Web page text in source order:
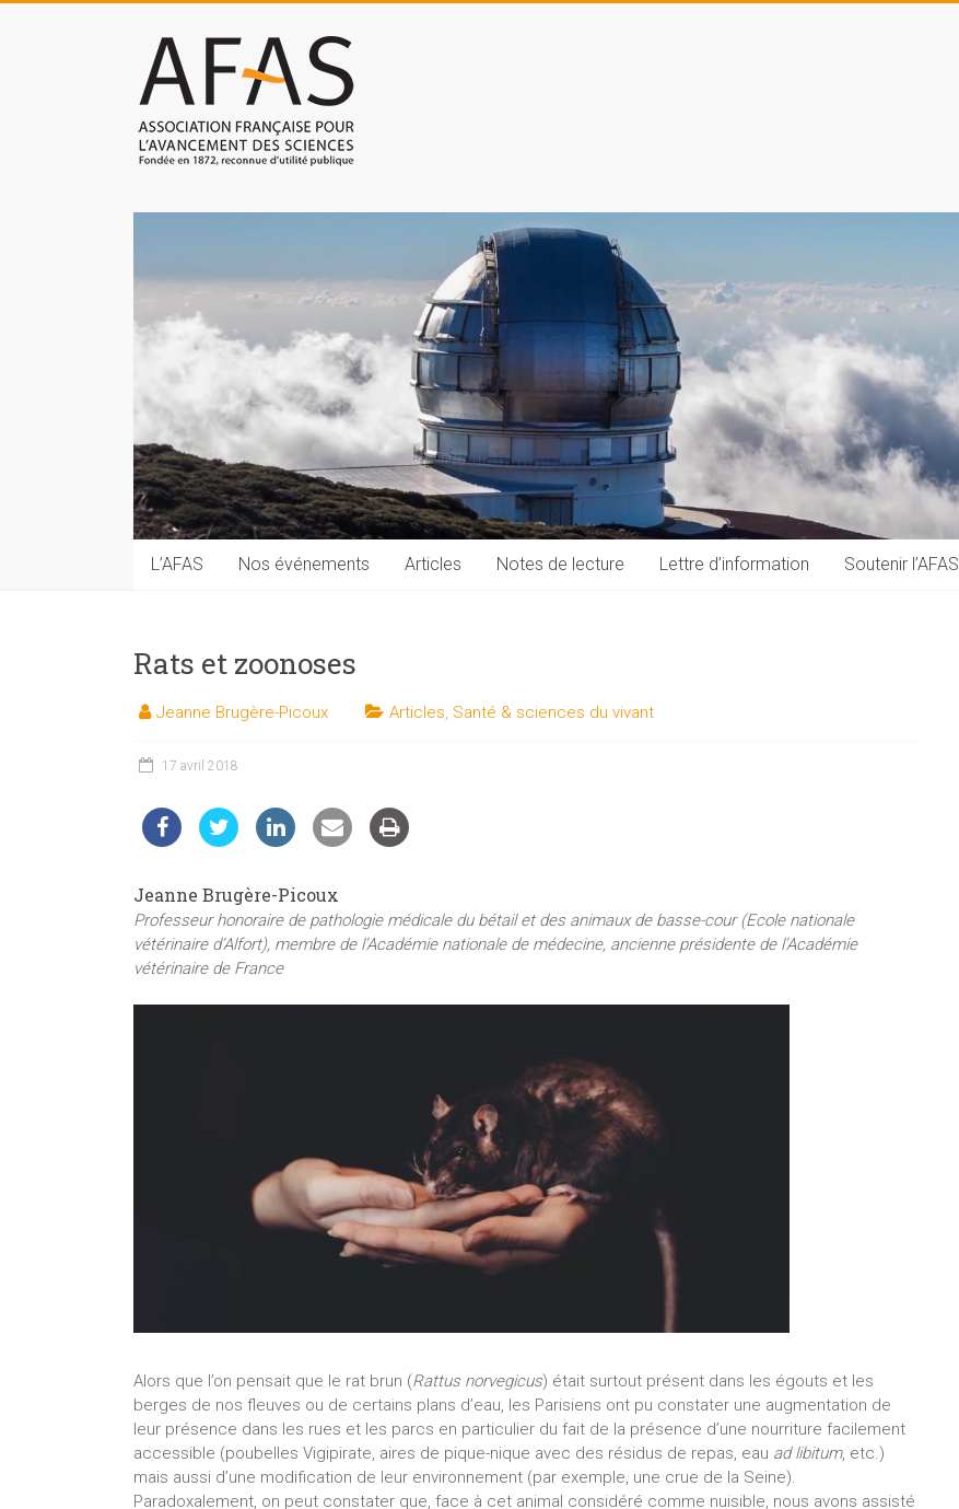
Association
française
pour
sciences
(AFAS)
Promouvoir
sciences
et
les
techniques
auprès
du
public
L’AFAS Nos événements Articles Notes de lecture Lettre d’information Soutenir l’AFAS
Rats et zoonoses
Jeanne Brugère-Picoux Articles, Santé & sciences du vivant
17 avril 2018
Jeanne Brugère-Picoux
Professeur honoraire de pathologie médicale du bétail et des animaux de basse-cour (Ecole nationale
vétérinaire d’Alfort), membre de l’Académie nationale de médecine, ancienne présidente de l’Académie
vétérinaire de France
Alors que l’on pensait que le rat brun (Rattus norvegicus) était surtout présent dans les égouts et les
berges de nos fleuves ou de certains plans d’eau, les Parisiens ont pu constater une augmentation de
leur présence dans les rues et les parcs en particulier du fait de la présence d’une nourriture facilement
accessible (poubelles Vigipirate, aires de pique-nique avec des résidus de repas, eau ad libitum, etc.)
mais aussi d’une modification de leur environnement (par exemple, une crue de la Seine).
Paradoxalement, on peut constater que, face à cet animal considéré comme nuisible, nous avons assisté